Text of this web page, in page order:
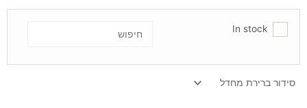
In stock